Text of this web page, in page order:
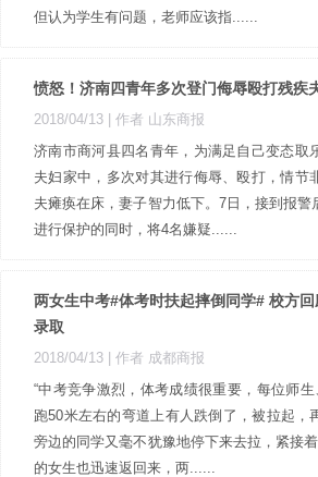
但认为学生有问题，老师应该指......
愤怒！济南四青年多次登门侮辱殴打残疾
2018/04/13
| 作者 山东商报
济南市商河县四名青年，为满足自己变态取
夫妇家中，多次对其进行侮辱、殴打，情节
夫瘫痪在床，妻子智力低下。7日，接到报警
进行保护的同时，将4名嫌疑......
两女生中考#体考时扶起摔倒同学# 校方
录取
2018/04/13
| 作者 成都商报
“中考竞争激烈，体考成绩很重要，每位师生
跑50米左右的弯道上有人跌倒了，被拉起，
旁边的同学又毫不犹豫地停下来去拉，紧接
的女生也迅速返回来，两......